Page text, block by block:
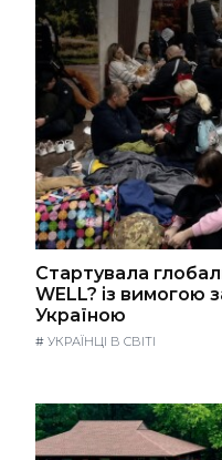
Стартувала
WELL? із вимогою
Україною
# УКРАЇНЦІ В СВІТІ